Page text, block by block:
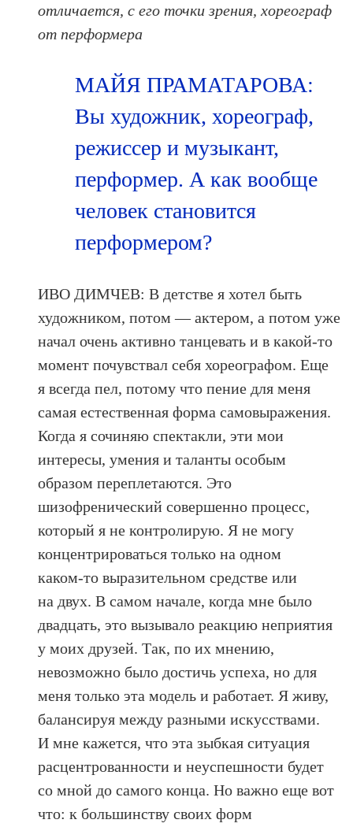
отличается, с его точки зрения, хореограф
от перформера
МАЙЯ ПРАМАТАРОВА:
Вы художник, хореограф,
режиссер и музыкант,
перформер. А как вообще
человек становится
пeрформером?
ИВО ДИМЧЕВ: В детстве я хотел быть
художником, потом — актером, а потом уже
начал очень активно танцевать и в какой‑то
момент почувствал себя хореографом. Еще
я всегда пел, потому что пение для меня
самая естественная форма самовыражения.
Когда я сочиняю спектакли, эти мои
интересы, умения и таланты особым
образом переплетаются. Это
шизофренический совершенно процесс,
который я не контролирую. Я не могу
концентрироваться только на одном
каком‑то выразительном средстве или
на двух. В самом начале, когда мне было
двадцать, это вызывало реакцию неприятия
у моих друзей. Так, по их мнению,
невозможно было достичь успеха, но для
меня только эта модель и работает. Я живу,
балансируя между разными искусствами.
И мне кажется, что эта зыбкая ситуация
расцентрованности и неуспешности будет
со мной до самого конца. Но важно еще вот
что: к большинству своих форм